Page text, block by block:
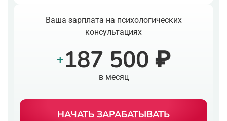
Ваша зарплата на психологических
консультациях
+187 500 ₽
в месяц
НАЧАТЬ ЗАРАБАТЫВАТЬ